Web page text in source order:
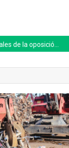
Concejales de la oposición de 25 de Mayo: “los médicos deben percibir la cuarta cuota del bono municipal”